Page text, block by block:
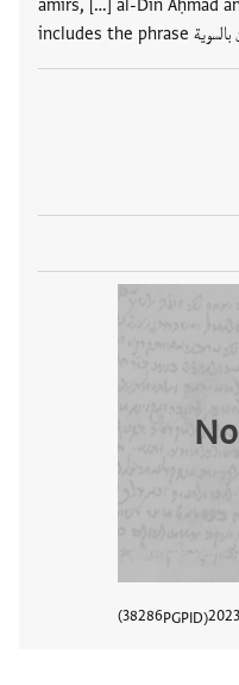
amirs, […] al-Dīn Aḥmad
2023
PGPID
38286